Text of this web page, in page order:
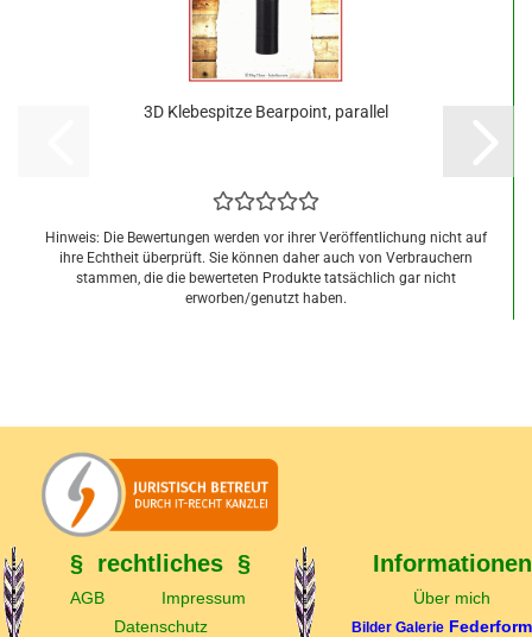
3D Klebespitze Bearpoint, parallel
Hinweis: Die Bewertungen werden vor ihrer Veröffentlichung nicht auf
ihre Echtheit überprüft. Sie können daher auch von Verbrauchern
stammen, die die bewerteten Produkte tatsächlich gar nicht
erworben/genutzt haben.
§ rechtliches § Informationen
AGB Impressum
Über mich
Datenschutz
Bilder Galerie